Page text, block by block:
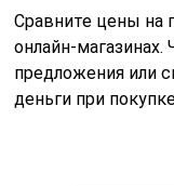
Сравните цены на
онлайн-
предложения или
деньги при